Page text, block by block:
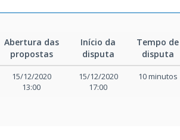
Abertura das
propostas
Início da
disputa
Tempo de
disputa
15/12/2020
13:00
15/12/2020
17:00
10 minutos